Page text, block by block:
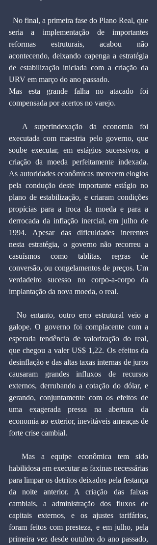
seria a implementação de importantes
reformas estruturais, acabou não
acontecendo, deixando capenga a estratégia
de estabilização iniciada com a criação da
URV em março do ano passado.
Mas esta grande falha no atacado foi
compensada por acertos no varejo.
executada com maestria pelo governo, que
soube executar, em estágios sucessivos, a
criação da moeda perfeitamente indexada.
As autoridades econômicas merecem elogios
pela condução deste importante estágio no
plano de estabilização, e criaram condições
propícias para a troca da moeda e para a
derrocada da inflação inercial, em julho de
1994. Apesar das dificuldades inerentes
nesta estratégia, o governo não recorreu a
casuísmos como tablitas, regras de
conversão, ou congelamentos de preços. Um
verdadeiro sucesso no corpo-a-corpo da
implantação da nova moeda, o real.
galope. O governo foi complacente com a
esperada tendência de valorização do real,
que chegou a valer US$ 1,22. Os efeitos da
desinflação e das altas taxas internas de juros
causaram grandes influxos de recursos
externos, derrubando a cotação do dólar, e
gerando, conjuntamente com os efeitos de
uma exagerada pressa na abertura da
economia ao exterior, inevitáveis ameaças de
forte crise cambial.
habilidosa em executar as faxinas necessárias
para limpar os detritos deixados pela festança
da noite anterior. A criação das faixas
cambiais, a administração dos fluxos de
capitais externos, e os ajustes tarifários,
foram feitos com presteza, e em julho, pela
primeira vez desde outubro do ano passado,